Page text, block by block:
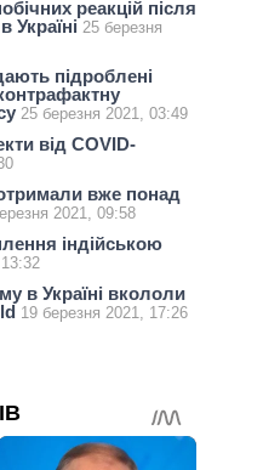
реакцій після
Україні 25 березня
підроблені
25 березня 2021, 03:49
від COVID-
вже понад
2021, 09:58
індійською
в Україні вкололи
19 березня 2021, 17:26